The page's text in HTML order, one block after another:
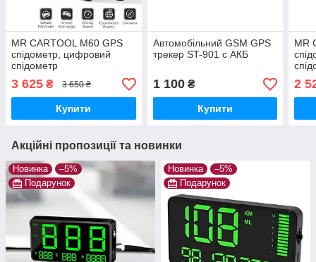
MR CARTOOL M60 GPS
спідометр, цифровий
спідометр
3 625 ₴ 3 650 ₴
Купити
Автомобільний GSM GPS
трекер ST-901 c АКБ
1 100₴
Купити
MR
2
Акційні пропозиції та новинки
Новинка
–5%
Подарунок
Новинка
–5%
Подарунок